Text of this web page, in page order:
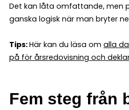
Det kan låta omfattande, men
ganska logisk när man bryter
Tips:Här kan du läsa om alla
på för årsredovisning och
Fem steg från